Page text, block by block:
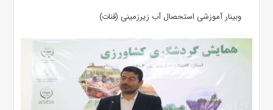
وبینار آموزشی استحصال آب زیرزمینی (قنات)